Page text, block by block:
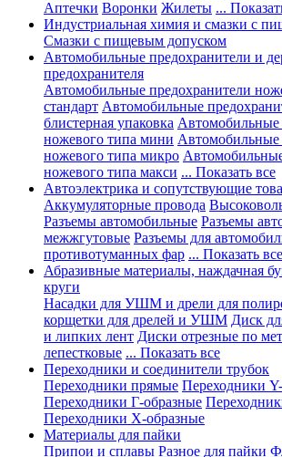
Аптечки Воронки Жилеты ...
Индустриальная химия и смазки с
Смазки с пищевым допуском
Автомобильные предохранители и
предохранителя
Автомобильные предохранители
стандарт Автомобильные
блистерная упаковка Автомобильные
ножевого типа мини Автомобильные
ножевого типа микро
ножевого типа макси ... Показать все
Автоэлектрика и сопутствующие
Аккумуляторные провода
Разъемы автомобильные Разъемы
межжгутовые Разъемы для
противотуманных фар ... Показать все
Абразивные материалы, наждачная
круги
Насадки для УШМ и дрели для
корщетки для дрелей и УШМ Диск
и липких лент Диски отрезные по
лепестковые ... Показать все
Переходники и соединители трубок
Переходники прямые Переходники
Переходники Г-образные
Переходники Х-образные
Материалы для пайки
Припои и сплавы Разное для пайки